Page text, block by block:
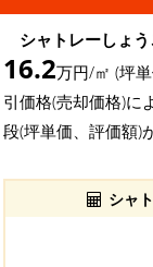
シャトレーしょう
16.2万円/㎡ (坪
引価格(売却価格)に
段(坪単価、評価額)
シャ